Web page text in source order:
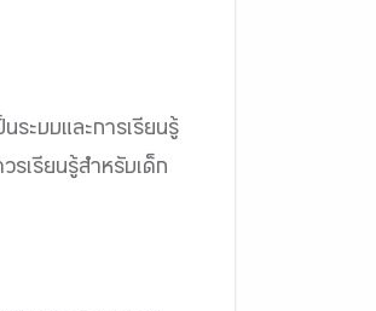
ะบบและการเรียนรู้
รเรียนรู้สำหรับเด็ก